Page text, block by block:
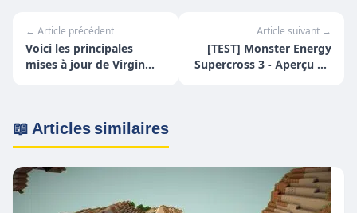
← Article précédent
Voici les principales
mises à jour de Virgin
Article suivant →
[TEST] Monster Energy
Supercross 3 - Aperçu du
📖 Articles similaires